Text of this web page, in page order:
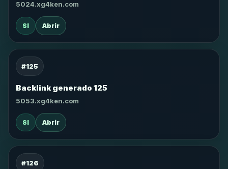
5024.xg4ken.com
SI Abrir
#125
Backlink generado 125
5053.xg4ken.com
SI Abrir
#126